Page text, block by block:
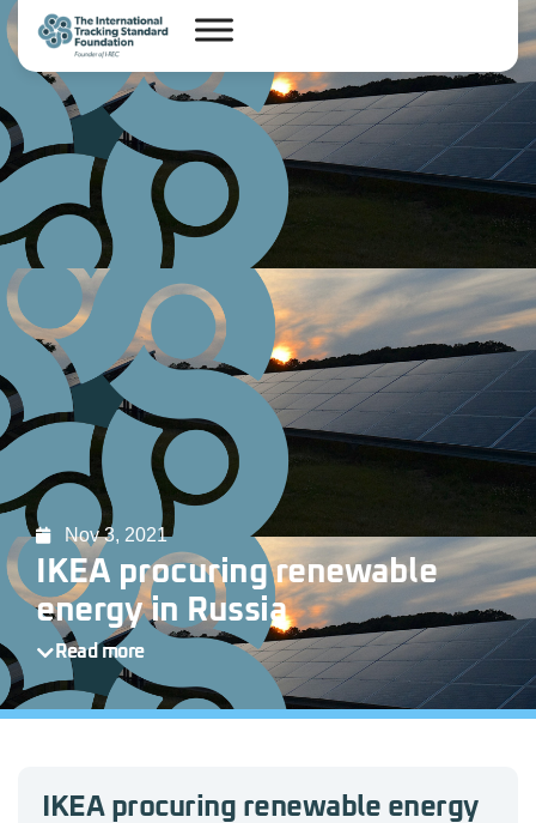
Nov 3, 2021
IKEA procuring renewable
energy in Russia
Read more
IKEA procuring renewable energy